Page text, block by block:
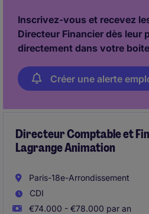
Inscrivez-vous et recevez
Directeur Financier dès leur
directement dans votre
Créer une alerte
Directeur Comptable et
Lagrange Animation
Paris-18e-Arrondissement
CDI
€74.000 - €78.000 par an